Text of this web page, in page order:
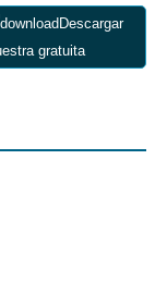
Descargar
gratuita